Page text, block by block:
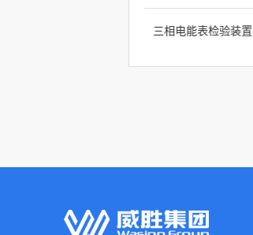
三相电能表检验装置